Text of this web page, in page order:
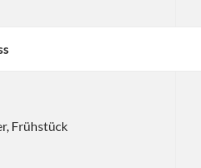
Frühstück